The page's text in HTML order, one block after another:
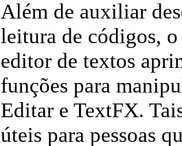
Além de auxiliar
leitura de códigos,
editor de textos
funções para
Editar e TextFX.
úteis para pessoas